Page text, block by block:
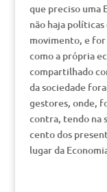
que preciso uma
não haja
movimento, e for
como a própria
compartilhado
da sociedade
gestores, onde,
contra, tendo na
cento dos
lugar da